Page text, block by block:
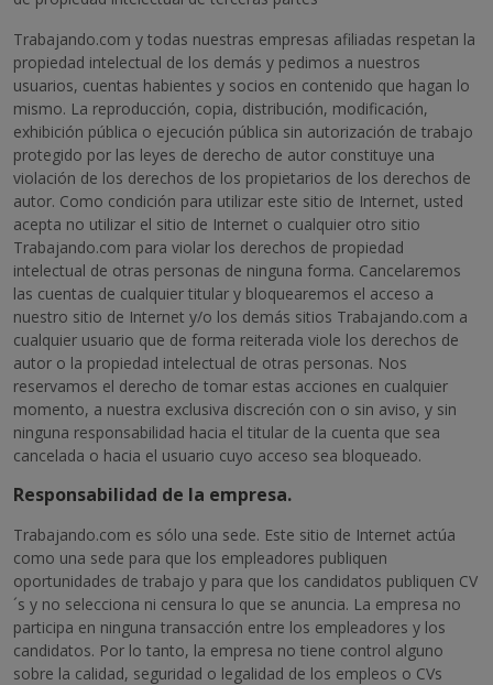
Trabajando.com y todas nuestras empresas afiliadas respetan la
propiedad intelectual de los demás y pedimos a nuestros
usuarios, cuentas habientes y socios en contenido que hagan lo
mismo. La reproducción, copia, distribución, modificación,
exhibición pública o ejecución pública sin autorización de trabajo
protegido por las leyes de derecho de autor constituye una
violación de los derechos de los propietarios de los derechos de
autor. Como condición para utilizar este sitio de Internet, usted
acepta no utilizar el sitio de Internet o cualquier otro sitio
Trabajando.com para violar los derechos de propiedad
intelectual de otras personas de ninguna forma. Cancelaremos
las cuentas de cualquier titular y bloquearemos el acceso a
nuestro sitio de Internet y/o los demás sitios Trabajando.com a
cualquier usuario que de forma reiterada viole los derechos de
autor o la propiedad intelectual de otras personas. Nos
reservamos el derecho de tomar estas acciones en cualquier
momento, a nuestra exclusiva discreción con o sin aviso, y sin
ninguna responsabilidad hacia el titular de la cuenta que sea
cancelada o hacia el usuario cuyo acceso sea bloqueado.
Responsabilidad de la empresa.
Trabajando.com es sólo una sede. Este sitio de Internet actúa
como una sede para que los empleadores publiquen
oportunidades de trabajo y para que los candidatos publiquen CV
´s y no selecciona ni censura lo que se anuncia. La empresa no
participa en ninguna transacción entre los empleadores y los
candidatos. Por lo tanto, la empresa no tiene control alguno
sobre la calidad, seguridad o legalidad de los empleos o CVs